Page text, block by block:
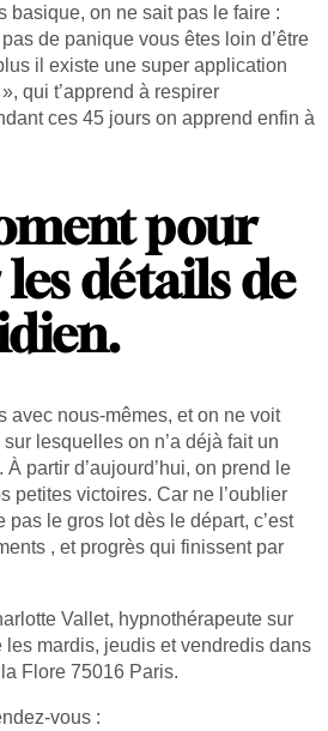
basique, on ne sait pas le faire :
de panique vous êtes loin d’être
il existe une super application
qui t’apprend à respirer
ces 45 jours on apprend enfin à
pour
détails de
avec nous-mêmes, et on ne voit
lesquelles on n’a déjà fait un
partir d’aujourd’hui, on prend le
petites victoires. Car ne l’oublier
pas le gros lot dès le départ, c’est
, et progrès qui finissent par
Vallet, hypnothérapeute sur
mardis, jeudis et vendredis dans
Flore 75016 Paris.
vous :